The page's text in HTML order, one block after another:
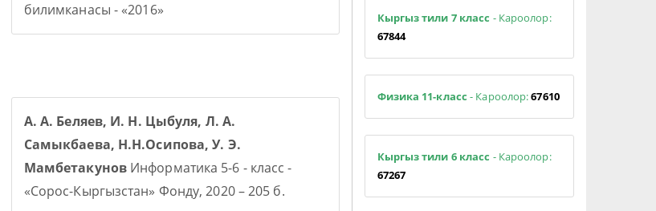
билимканасы - «2016»
А. А. Беляев, И. Н. Цыбуля, Л. А.
Самыкбаева, Н.Н.Осипова, У. Э.
МамбетакуновИнформатика 5-6 - класс -
«Сорос-Кыргызстан» Фонду, 2020 – 205 б.
Кыргыз тили 7 класс - Кароолор:
67844
Физика 11-класс - Кароолор:67610
Кыргыз тили 6 класс - Кароолор:
67267